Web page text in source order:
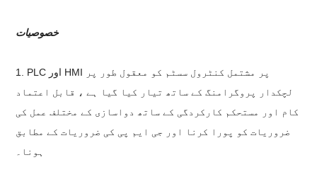
خصوصیات
1. PLC اور HMI پر مشتمل کنٹرول سسٹم کو معقول طور پر
لچکدار پروگرامنگ کے ساتھ تیار کیا گیا ہے ، قابل اعتماد
کام اور مستحکم کارکردگی کے ساتھ دواسازی کے مختلف عمل کی
ضروریات کو پورا کرنا اور جی ایم پی کی ضروریات کے مطابق
ہونا۔